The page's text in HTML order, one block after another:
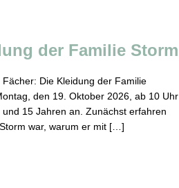
der Familie Storm
Die Kleidung der Familie
den 19. Oktober 2026, ab 10 Uhr
15 Jahren an. Zunächst erfahren
war, warum er mit […]